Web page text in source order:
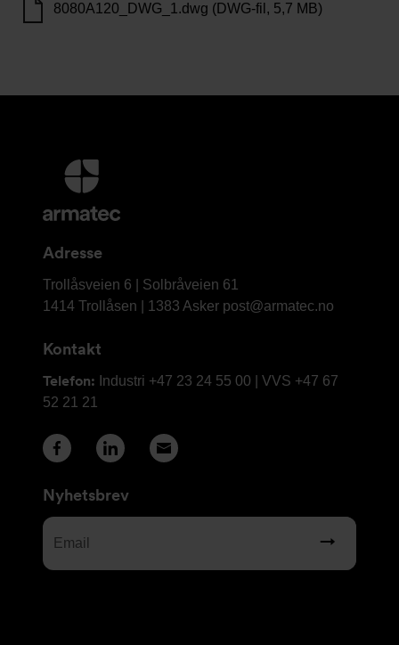
8080A120_DWG_1.dwg (DWG-fil, 5,7 MB)
Mer
informasjon
og
Adresse
Armatec
AS
Trollåsveien 6 | Solbråveien 61
1414 Trollåsen | 1383 Asker post@armatec.no
Kontakt
Telefon: Industri +47 23 24 55 00 | VVS +47 67
52 21 21
Nyhetsbrev
Email
(Required)